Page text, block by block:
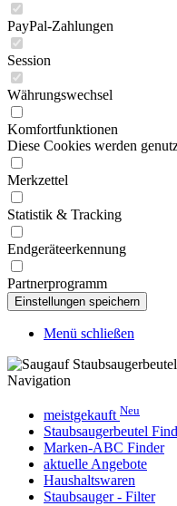
PayPal-Zahlungen
Session
Währungswechsel
Komfortfunktionen
Diese Cookies werden
Merkzettel
Statistik & Tracking
Endgeräteerkennung
Partnerprogramm
Menü schließen
Navigation
meistgekauft Neu
Staubsaugerbeutel
Marken-ABC Finder
aktuelle Angebote
Haushaltswaren
Staubsauger - Filter